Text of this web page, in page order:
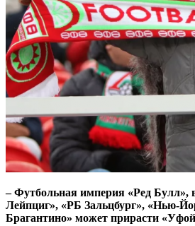
– Футбольная империя «Ред Булл»,
Лейпциг», «РБ Зальцбург», «Нью-
Брагантино» может прирасти